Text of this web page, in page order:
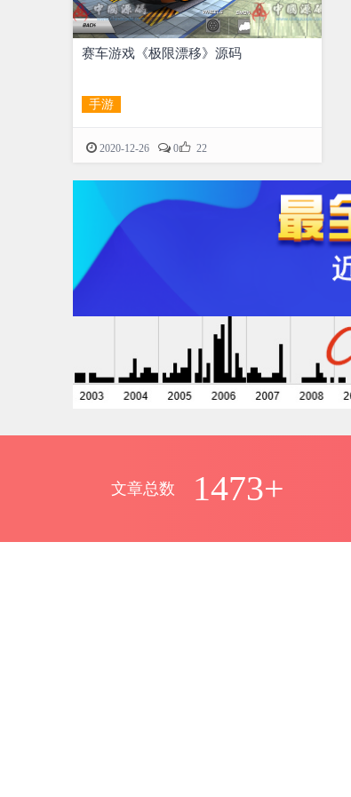
赛车游戏《极限漂移》源码
手游
2020-12-26 0 22
文章总数 1473+